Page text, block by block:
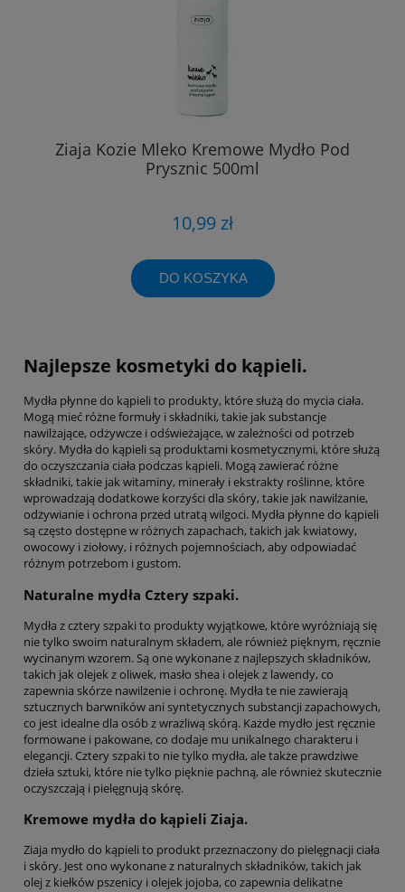
Ziaja Kozie Mleko Kremowe Mydło Pod
Prysznic 500ml
10,99 zł
DO KOSZYKA
Najlepsze kosmetyki do kąpieli.
Mydła płynne do kąpieli to produkty, które służą do mycia ciała.
Mogą mieć różne formuły i składniki, takie jak substancje
nawilżające, odżywcze i odświeżające, w zależności od potrzeb
skóry. Mydła do kąpieli są produktami kosmetycznymi, które służą
do oczyszczania ciała podczas kąpieli. Mogą zawierać różne
składniki, takie jak witaminy, minerały i ekstrakty roślinne, które
wprowadzają dodatkowe korzyści dla skóry, takie jak nawilżanie,
odżywianie i ochrona przed utratą wilgoci. Mydła płynne do kąpieli
są często dostępne w różnych zapachach, takich jak kwiatowy,
owocowy i ziołowy, i różnych pojemnościach, aby odpowiadać
różnym potrzebom i gustom.
Naturalne mydła Cztery szpaki.
Mydła z cztery szpaki to produkty wyjątkowe, które wyróżniają się
nie tylko swoim naturalnym składem, ale również pięknym, ręcznie
wycinanym wzorem. Są one wykonane z najlepszych składników,
takich jak olejek z oliwek, masło shea i olejek z lawendy, co
zapewnia skórze nawilżenie i ochronę. Mydła te nie zawierają
sztucznych barwników ani syntetycznych substancji zapachowych,
co jest idealne dla osób z wrażliwą skórą. Każde mydło jest ręcznie
formowane i pakowane, co dodaje mu unikalnego charakteru i
elegancji. Cztery szpaki to nie tylko mydła, ale także prawdziwe
dzieła sztuki, które nie tylko pięknie pachną, ale również skutecznie
oczyszczają i pielęgnują skórę.
Kremowe mydła do kąpieli Ziaja.
Ziaja mydło do kąpieli to produkt przeznaczony do pielęgnacji ciała
i skóry. Jest ono wykonane z naturalnych składników, takich jak
olej z kiełków pszenicy i olejek jojoba, co zapewnia delikatne